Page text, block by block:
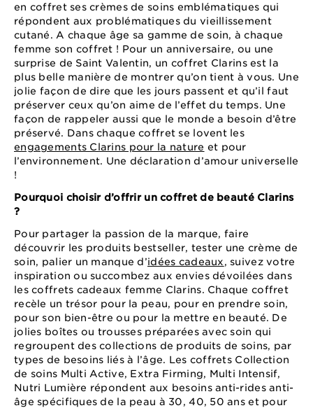
en coffret ses crèmes de soins emblématiques qui
répondent aux problématiques du vieillissement
cutané. A chaque âge sa gamme de soin, à chaque
femme son coffret ! Pour un anniversaire, ou une
surprise de Saint Valentin, un coffret Clarins est la
plus belle manière de montrer qu’on tient à vous. Une
jolie façon de dire que les jours passent et qu’il faut
préserver ceux qu’on aime de l’effet du temps. Une
façon de rappeler aussi que le monde a besoin d’être
préservé. Dans chaque coffret se lovent les
engagements Clarins pour la nature et pour
l’environnement. Une déclaration d’amour universelle
!
Pourquoi choisir d’offrir un coffret de beauté Clarins
?
Pour partager la passion de la marque, faire
découvrir les produits bestseller, tester une crème de
soin, palier un manque d’idées cadeaux, suivez votre
inspiration ou succombez aux envies dévoilées dans
les coffrets cadeaux femme Clarins. Chaque coffret
recèle un trésor pour la peau, pour en prendre soin,
pour son bien-être ou pour la mettre en beauté. De
jolies boîtes ou trousses préparées avec soin qui
regroupent des collections de produits de soins, par
types de besoins liés à l’âge. Les coffrets Collection
de soins Multi Active, Extra Firming, Multi Intensif,
Nutri Lumière répondent aux besoins anti-rides anti-
âge spécifiques de la peau à 30, 40, 50 ans et pour